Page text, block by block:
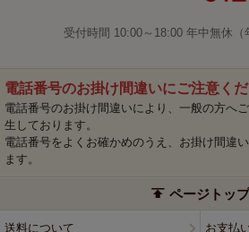
受付時間 10:00～18:00 年中無休（
電話番号のお掛け間違いにご注意く
電話番号のお掛け間違いにより、一般の方へ
生しております。
電話番号をよくお確かめのうえ、お掛け間違
ます。
ページトップ
送料について お支払